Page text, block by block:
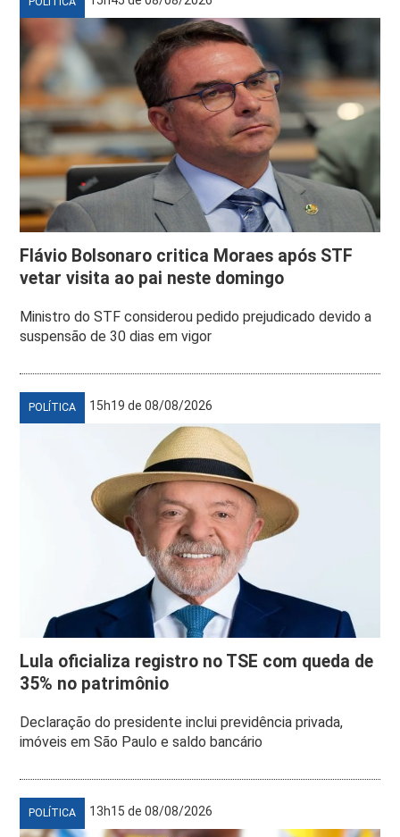
Flávio Bolsonaro critica Moraes após STF
vetar visita ao pai neste domingo
Ministro do STF considerou pedido prejudicado devido a
suspensão de 30 dias em vigor
POLÍTICA 15h19 de 08/08/2026
Lula oficializa registro no TSE com queda de
35% no patrimônio
Declaração do presidente inclui previdência privada,
imóveis em São Paulo e saldo bancário
POLÍTICA 13h15 de 08/08/2026